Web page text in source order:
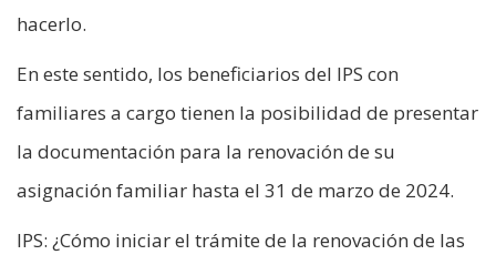
hacerlo.
En este sentido, los beneficiarios del IPS con
familiares a cargo tienen la posibilidad de presentar
la documentación para la renovación de su
asignación familiar hasta el 31 de marzo de 2024.
IPS: ¿Cómo iniciar el trámite de la renovación de las